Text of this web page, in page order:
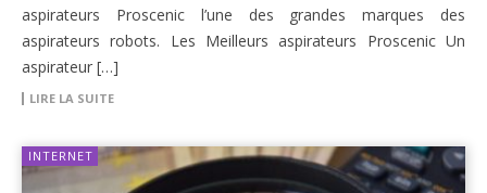
aspirateurs Proscenic l’une des grandes marques des
aspirateurs robots. Les Meilleurs aspirateurs Proscenic Un
aspirateur […]
LIRE LA SUITE
INTERNET